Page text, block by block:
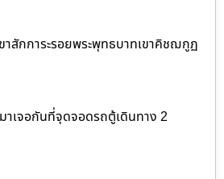
าสักการะรอยพระพุทธบาทเขาคิชฌกูฏ
าเจอกันที่จุดจอดรถตู้เดินทาง 2